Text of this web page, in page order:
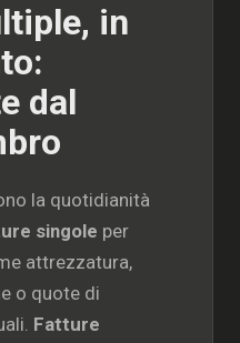
in
dal
la quotidianità
singole per
attrezzatura,
o quote di
Fatture